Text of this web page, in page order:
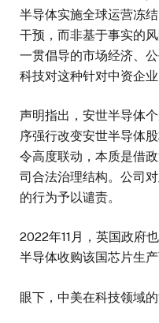
半导体实施全球运营冻
干预，而非基于事实的
一贯倡导的市场经济、
科技对这种针对中资企
声明指出，安世半导体
序强行改变安世半导体
令高度联动，本质是借
司合法治理结构。公司
的行为予以谴责。
2022年11月，英国政府
半导体收购该国芯片生
眼下，中美在科技领域